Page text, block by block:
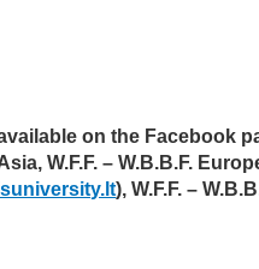
on the Facebook
W.F.F. – W.B.B.F.
), W.F.F. –